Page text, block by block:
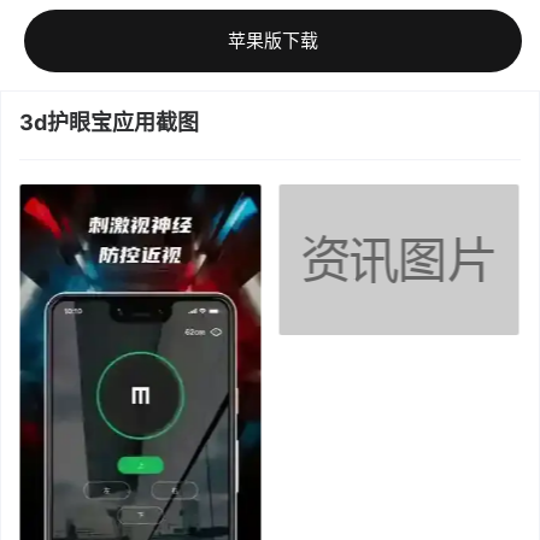
苹果版下载
3d护眼宝应用截图